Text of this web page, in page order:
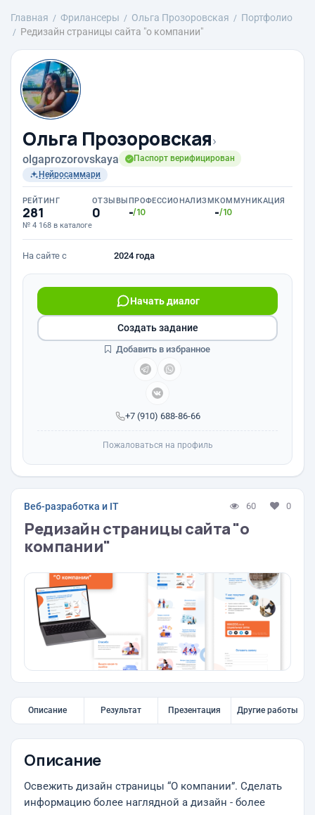
Главная Фрилансеры Ольга Прозоровская
Портфолио
Редизайн страницы сайта "о компании"
Ольга Прозоровская›
olgaprozorovskaya
Паспорт верифицирован
Нейросаммари
РЕЙТИНГ
281
№ 4 168 в каталоге
ОТЗЫВЫ
0
ПРОФЕССИОНАЛИЗМ
-/10
КОММУНИКАЦИЯ
-/10
На сайте с 2024 года
+7 (910) 688-86-66
Начать диалог
Создать задание
Добавить в избранное
Пожаловаться на профиль
Веб-разработка и IT 60 0
Редизайн страницы сайта "о
компании"
Описание Результат Презентация Другие работы
Описание
Освежить дизайн страницы “О компании”. Сделать
информацию более наглядной а дизайн - более